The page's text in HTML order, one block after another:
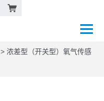
>浓差型（开关型）氧气传感